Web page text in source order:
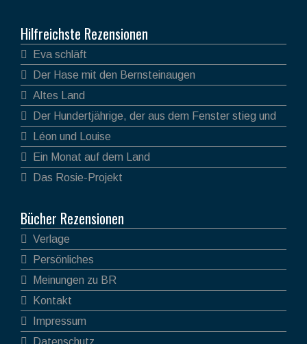
Hilfreichste Rezensionen
Eva schläft
Der Hase mit den Bernsteinaugen
Altes Land
Der Hundertjährige, der aus dem Fenster stieg und
verschwand
Léon und Louise
Ein Monat auf dem Land
Das Rosie-Projekt
Bücher Rezensionen
Verlage
Persönliches
Meinungen zu BR
Kontakt
Impressum